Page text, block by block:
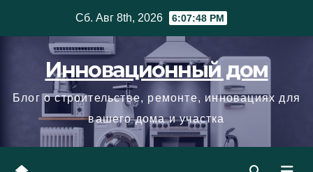
Сб. Авг 8th, 2026 6:07:48 PM
Инновационный дом
Блог о строительстве, ремонте, инновациях для
вашего дома и участка